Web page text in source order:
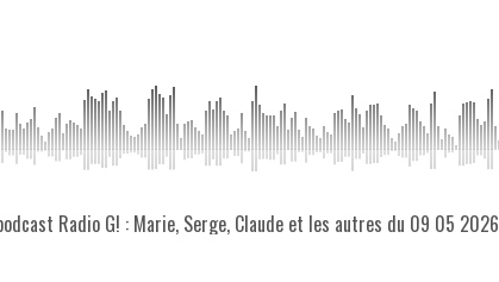
Radio G! : Marie, Serge, Claude et les autres du 09 05 2026